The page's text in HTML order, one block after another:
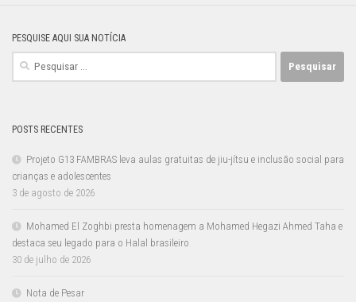
PESQUISE AQUI SUA NOTÍCIA
Pesquisar
POSTS RECENTES
Projeto G13 FAMBRAS leva aulas gratuitas de jiu-jítsu e inclusão social para
crianças e adolescentes
3 de agosto de 2026
Mohamed El Zoghbi presta homenagem a Mohamed Hegazi Ahmed Taha e
destaca seu legado para o Halal brasileiro
30 de julho de 2026
Nota de Pesar